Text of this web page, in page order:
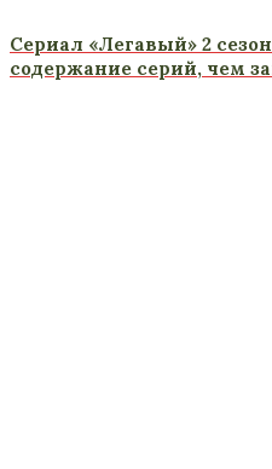
Сериал «Легавый» 2
содержание серий, чем